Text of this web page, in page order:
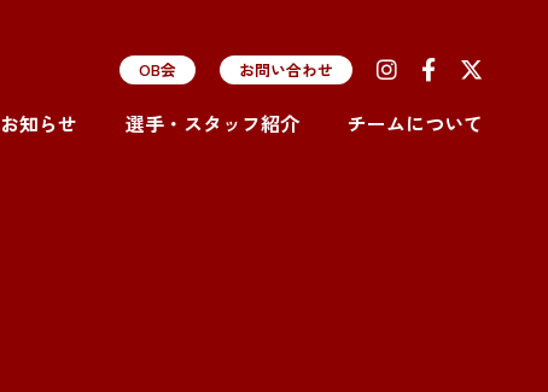
OB会 お問い合わせ
お知らせ 選手・スタッフ紹介 チームについて